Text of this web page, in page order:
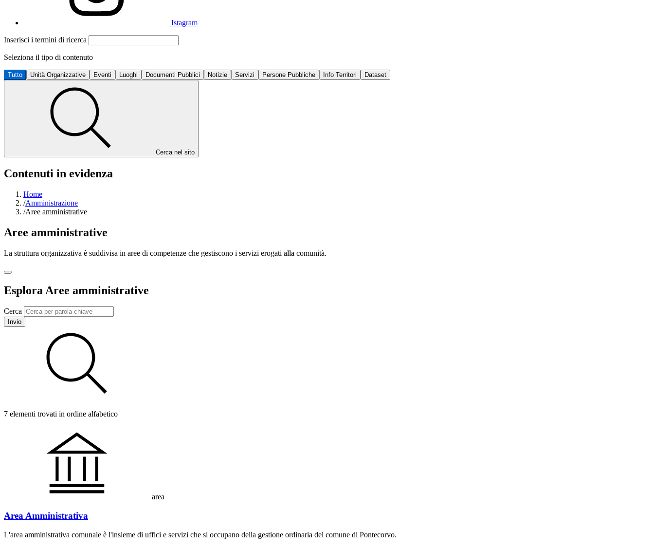
Istagram
Inserisci i termini di ricerca
Seleziona il tipo di contenuto
Tutto Unità Organizzative Eventi Luoghi Documenti Pubblici Notizie Servizi Persone Pubbliche Info Territori Dataset
Cerca nel sito
Contenuti in evidenza
Home
/Amministrazione
/Aree amministrative
Aree amministrative
La struttura organizzativa è suddivisa in aree di competenze che gestiscono i servizi erogati alla comunità.
Esplora Aree amministrative
Cerca
Invio
7 elementi trovati in ordine alfabetico
area
Area Amministrativa
L'area amministrativa comunale è l'insieme di uffici e servizi che si occupano della gestione ordinaria del comune di Pontecorvo.